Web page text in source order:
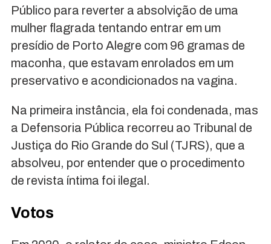
Público para reverter a absolvição de uma
mulher flagrada tentando entrar em um
presídio de Porto Alegre com 96 gramas de
maconha, que estavam enrolados em um
preservativo e acondicionados na vagina.
Na primeira instância, ela foi condenada, mas
a Defensoria Pública recorreu ao Tribunal de
Justiça do Rio Grande do Sul (TJRS), que a
absolveu, por entender que o procedimento
de revista íntima foi ilegal.
Votos